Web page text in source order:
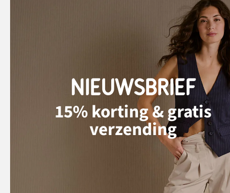
NIEUWSBRIEF
15% korting & gratis
verzending